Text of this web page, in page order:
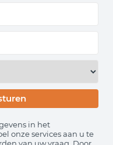
in het
onze services aan u te